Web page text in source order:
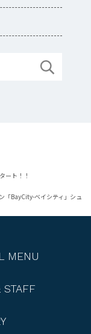
ート！！
「BayCity-ベイシティ」シュ
MENU
STAFF